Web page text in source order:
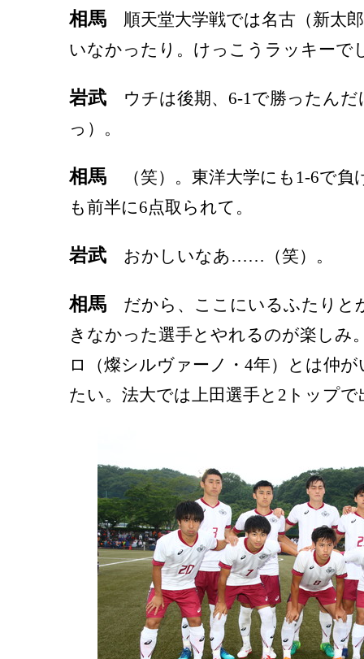
相馬 順天堂大学戦では名古（新太
いなかったり。けっこうラッキーで
岩武 ウチは後期、6-1で勝ったん
っ）。
相馬 （笑）。東洋大学にも1-6で負
も前半に6点取られて。
岩武 おかしいなあ……（笑）。
相馬 だから、ここにいるふたりと
きなかった選手とやれるのが楽しみ
ロ（燦シルヴァーノ・4年）とは仲
たい。法大では上田選手と2トップ